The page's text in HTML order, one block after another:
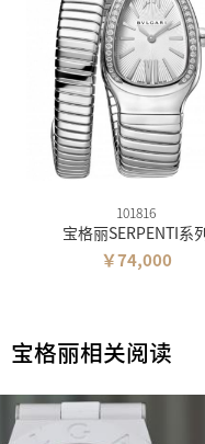
101816
宝格丽SERPENTI系
￥74,000
宝格丽相关阅读